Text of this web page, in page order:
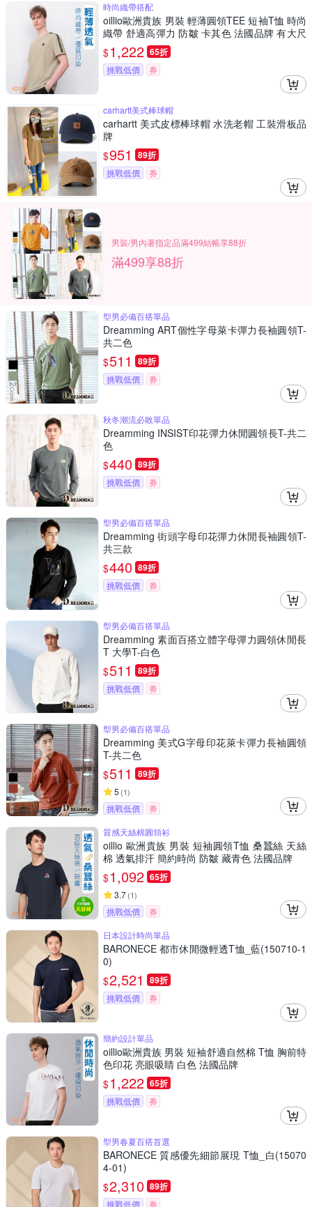
時尚織帶搭配
oillio歐洲貴族 男裝 輕薄圓領TEE 短袖T恤 時尚
織帶 舒適高彈力 防皺 卡其色 法國品牌 有大尺
碼
$1,222 65折
挑戰低價 券
carhartt美式棒球帽
carhartt 美式皮標棒球帽 水洗老帽 工裝滑板品
牌
$951 89折
挑戰低價 券
男裝/男內著指定品滿499結帳享88折
滿499享88折
型男必備百搭單品
Dreamming ART個性字母萊卡彈力長袖圓領T-
共二色
$511 89折
挑戰低價 券
秋冬潮流必敗單品
Dreamming INSIST印花彈力休閒圓領長T-共二
色
$440 89折
挑戰低價 券
型男必備百搭單品
Dreamming 街頭字母印花彈力休閒長袖圓領T-
共三款
$440 89折
挑戰低價 券
型男必備百搭單品
Dreamming 素面百搭立體字母彈力圓領休閒長
T 大學T-白色
$511 89折
挑戰低價 券
型男必備百搭單品
Dreamming 美式G字母印花萊卡彈力長袖圓領
T-共二色
$511 89折
5 (1)
挑戰低價
券
質感天絲棉圓領衫
oillio 歐洲貴族 男裝 短袖圓領T恤 桑蠶絲 天絲
棉 透氣排汗 簡約時尚 防皺 藏青色 法國品牌
$1,092 65折
3.7(1)
挑戰低價
券
日本設計時尚單品
BARONECE 都市休閒微輕透T恤_藍(150710-1
0)
$2,521 89折
挑戰低價 券
簡約設計單品
oillio歐洲貴族 男裝 短袖舒適自然棉 T恤 胸前特
色印花 亮眼吸睛 白色 法國品牌
$1,222 65折
挑戰低價 券
型男春夏百搭首選
BARONECE 質感優先細節展現 T恤_白(15070
4-01)
$2,310 89折
挑戰低價 券